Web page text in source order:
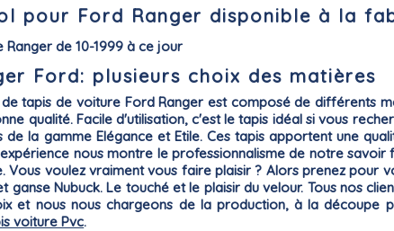
pour Ford Ranger disponible à la
Ranger de 10-1999 à ce jour
Ford: plusieurs choix des matières
detapis de voiture FordRanger est composé de différents
qualité. Facile d'utilisation, c'est le tapis idéal si vous
de la gamme Eléganceet Etile. Ces tapis apportent une
nous montre le professionnalisme de notre
Vous voulez vraiment vous faire plaisir ? Alors prenez pour
ganse Nubuck. Le touché et le plaisir duvelour. Tous nos
et nous nous chargeons de la production, à la découpe
voiture Pvc.